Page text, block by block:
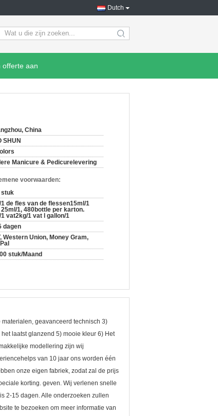
Dutch
search
offerte aan
China
SHUN
Manicure & Pedicurelevering
voorwaarden:
stuk
de fles van de flessen15ml/1
1, 480bottle per karton.
vat2kg/1 vat l gallon/1
dagen
Western Union, Money Gram,
stuk/Maand
geavanceerd technisch 3)
laatst glanzend 5) mooie kleur 6) Het
modellering zijn wij
van 10 jaar ons worden één
onze eigen fabriek, zodat zal de prijs
korting. geven. Wij verlenen snelle
2-15 dagen. Alle onderzoeken zullen
te bezoeken om meer informatie van